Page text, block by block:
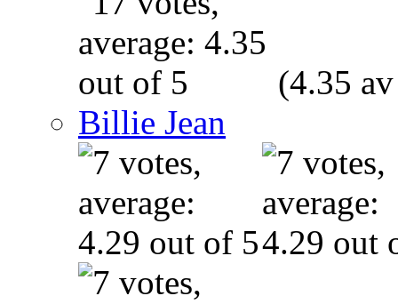
(4.35
Billie Jean